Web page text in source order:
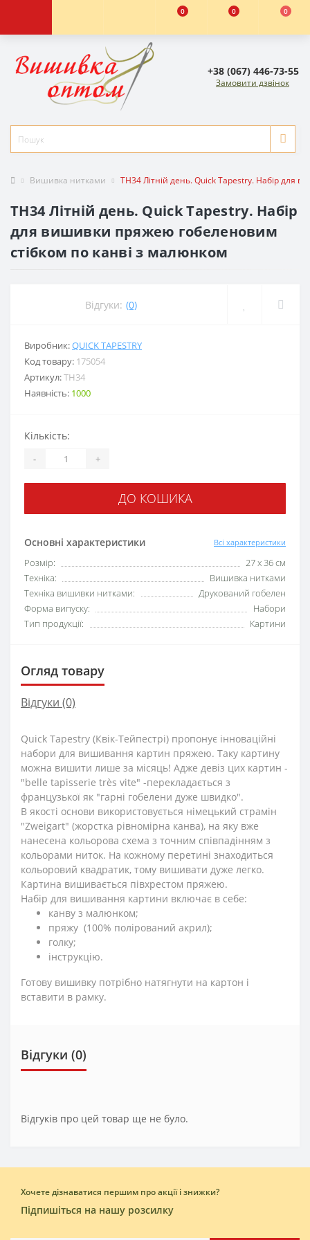
0 0 0
+38 (067) 446-73-55
Замовити дзвінок
Вишивка нитками TH34 Літній день. Quick Tapestry. Набір для
TH34 Літній день. Quick Tapestry. Набір
для вишивки пряжею гобеленовим
стібком по канві з малюнком
Відгуки: (0)
Виробник:QUICK TAPESTRY
Код товару: 175054
Артикул:TH34
Наявність: 1000
Основні характеристики Всі характеристики
Розмір:
27 х 36 см
Техніка:
Вишивка нитками
Техніка вишивки нитками:
Друкований гобелен
Форма випуску:
Набори
Тип продукції:
Картини
Кількість:
- +
ДО КОШИКА
Огляд товару
Відгуки (0)
Quick Tapestry (Квік-Тейпестрі) пропонує інноваційні
набори для вишивання картин пряжею. Таку картину
можна вишити лише за місяць! Адже девіз цих картин -
"belle tapisserie très vite" -перекладається з
французької як "гарні гобелени дуже швидко".
В якості основи використовується німецький страмін
"Zweigart" (жорстка рівномірна канва), на яку вже
нанесена кольорова схема з точним співпадінням з
кольорами ниток. На кожному перетині знаходиться
кольоровий квадратик, тому вишивати дуже легко.
Картина вишивається півхрестом пряжею.
Набір для вишивання картини включає в себе:
канву з малюнком;
пряжу (100% полірований акрил);
голку;
інструкцію.
Готову вишивку потрібно натягнути на картон і
вставити в рамку.
Відгуки (0)
Відгуків про цей товар ще не було.
Хочете дізнаватися першим про акції і знижки?
Підпишіться на нашу розсилку